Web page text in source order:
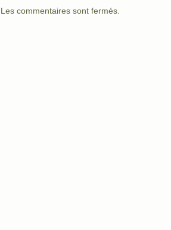
Les commentaires sont fermés.